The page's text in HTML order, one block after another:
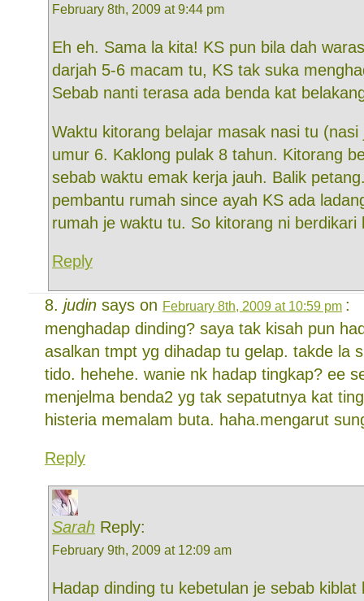
February 8th, 2009 at 9:44 pm
Eh eh. Sama la kita! KS pun bila dah
darjah 5-6 macam tu, KS tak suka
Sebab nanti terasa ada benda kat
Waktu kitorang belajar masak nasi tu
umur 6. Kaklong pulak 8 tahun. Kitorang
sebab waktu emak kerja jauh. Balik
pembantu rumah since ayah KS ada
rumah je waktu tu. So kitorang ni
Reply
judin says on February 8th, 2009 at 10:59 pm :
menghadap dinding? saya tak kisah pun
asalkan tmpt yg dihadap tu gelap. takde la
tido. hehehe. wanie nk hadap tingkap? ee
menjelma benda2 yg tak sepatutnya kat
histeria memalam buta. haha.mengarut
Reply
Sarah Reply:
February 9th, 2009 at 12:09 am
Hadap dinding tu kebetulan je sebab